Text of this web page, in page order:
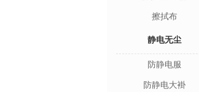
擦拭布
静电无尘
防静电服
防静电大褂